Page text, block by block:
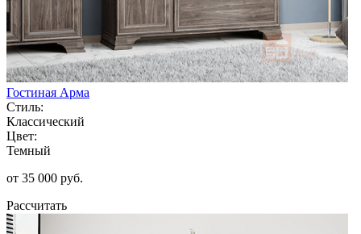
Гостиная Арма
Стиль:
Классический
Цвет:
Темный
от 35 000 руб.
Рассчитать